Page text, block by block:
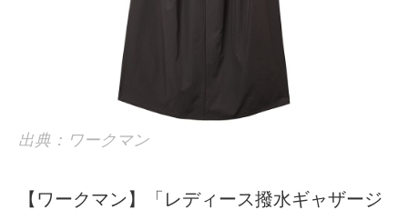
出典：ワークマン
【ワークマン】「レディース撥水ギャザージ